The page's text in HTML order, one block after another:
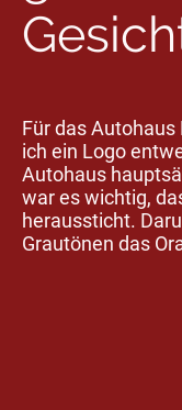
Für das
ich ein Logo
Autohaus
war es wichtig,
heraussticht.
Grautönen das